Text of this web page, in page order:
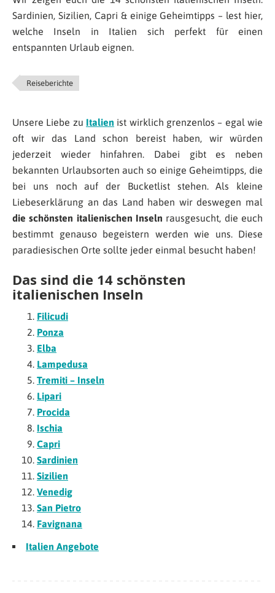
Sardinien, Sizilien, Capri & einige Geheimtipps – lest hier,
welche Inseln in Italien sich perfekt für einen
entspannten Urlaub eignen.
Reiseberichte
Unsere Liebe zu Italien ist wirklich grenzenlos – egal wie
oft wir das Land schon bereist haben, wir würden
jederzeit wieder hinfahren. Dabei gibt es neben
bekannten Urlaubsorten auch so einige Geheimtipps, die
bei uns noch auf der Bucketlist stehen. Als kleine
Liebeserklärung an das Land haben wir deswegen mal
die schönsten italienischen Inseln rausgesucht, die euch
bestimmt genauso begeistern werden wie uns. Diese
paradiesischen Orte sollte jeder einmal besucht haben!
Das sind die 14 schönsten
italienischen Inseln
Filicudi
Ponza
Elba
Lampedusa
Tremiti – Inseln
Lipari
Procida
Ischia
Capri
Sardinien
Sizilien
Venedig
San Pietro
Favignana
Italien Angebote